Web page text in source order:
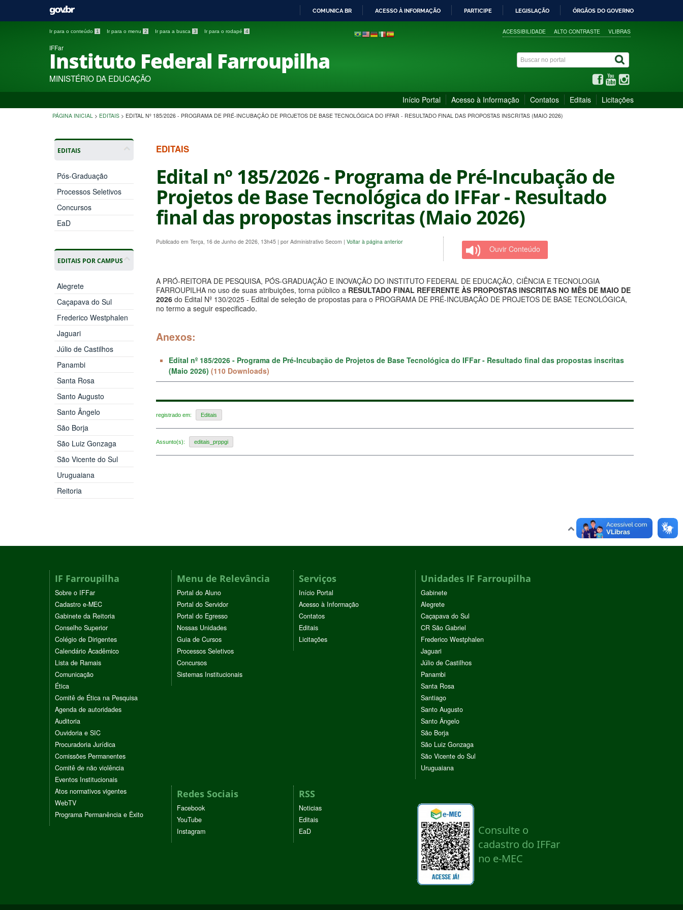
PARA
COMUNICA BR ACESSO À INFORMAÇÃO PARTICIPE LEGISLAÇÃO ÓRGÃOS DO GOVERNO
Ir para o conteúdo 1 Ir para o menu 2 Ir para a busca 3 Ir para o rodapé 4 ACESSIBILIDADE ALTO CONTRASTE VLIBRAS
IFFar
Instituto Federal Farroupilha
MINISTÉRIO DA EDUCAÇÃO
Início Portal Acesso à Informação Contatos Editais Licitações
PÁGINA INICIAL > EDITAIS > EDITAL Nº 185/2026 - PROGRAMA DE PRÉ-INCUBAÇÃO DE PROJETOS DE BASE TECNOLÓGICA DO IFFAR - RESULTADO FINAL DAS PROPOSTAS INSCRITAS (MAIO 2026)
EDITAIS
Pós-Graduação
Processos Seletivos
Concursos
EaD
EDITAIS POR CAMPUS
Alegrete
Caçapava do Sul
Frederico Westphalen
Jaguari
Júlio de Castilhos
Panambi
Santa Rosa
Santo Augusto
Santo Ângelo
São Borja
São Luiz Gonzaga
São Vicente do Sul
Uruguaiana
Reitoria
EDITAIS
Edital nº 185/2026 - Programa de Pré-Incubação de
Projetos de Base Tecnológica do IFFar - Resultado
final das propostas inscritas (Maio 2026)
Publicado em Terça, 16 de Junho de 2026, 13h45 | por Administrativo Secom | Voltar à página anterior
Ouvir Conteúdo
A PRÓ-REITORA DE PESQUISA, PÓS-GRADUAÇÃO E INOVAÇÃO DO INSTITUTO FEDERAL DE EDUCAÇÃO, CIÊNCIA E TECNOLOGIA
FARROUPILHA no uso de suas atribuições, torna público a RESULTADO FINAL REFERENTE ÀS PROPOSTAS INSCRITAS NO MÊS DE MAIO DE
2026 do Edital Nº 130/2025 - Edital de seleção de propostas para o PROGRAMA DE PRÉ-INCUBAÇÃO DE PROJETOS DE BASE TECNOLÓGICA,
no termo a seguir especificado.
Anexos:
Edital nº 185/2026 - Programa de Pré-Incubação de Projetos de Base Tecnológica do IFFar - Resultado final das propostas inscritas
(Maio 2026) (110 Downloads)
registrado em: Editais
Assunto(s): editais_prppgi
Voltar para o topo
IF Farroupilha
Sobre o IFFar
Cadastro e-MEC
Gabinete da Reitoria
Conselho Superior
Colégio de Dirigentes
Calendário Acadêmico
Lista de Ramais
Comunicação
Ética
Comitê de Ética na Pesquisa
Agenda de autoridades
Auditoria
Ouvidoria e SIC
Procuradoria Jurídica
Comissões Permanentes
Comitê de não violência
Eventos Institucionais
Atos normativos vigentes
WebTV
Programa Permanência e Êxito
Menu de Relevância
Portal do Aluno
Portal do Servidor
Portal do Egresso
Nossas Unidades
Guia de Cursos
Processos Seletivos
Concursos
Sistemas Institucionais
Serviços
Início Portal
Acesso à Informação
Contatos
Editais
Licitações
Unidades IF Farroupilha
Gabinete
Alegrete
Caçapava do Sul
CR São Gabriel
Frederico Westphalen
Jaguari
Júlio de Castilhos
Panambi
Santa Rosa
Santiago
Santo Augusto
Santo Ângelo
São Borja
São Luiz Gonzaga
São Vicente do Sul
Uruguaiana
Redes Sociais
Facebook
YouTube
Instagram
RSS
Noticias
Editais
EaD